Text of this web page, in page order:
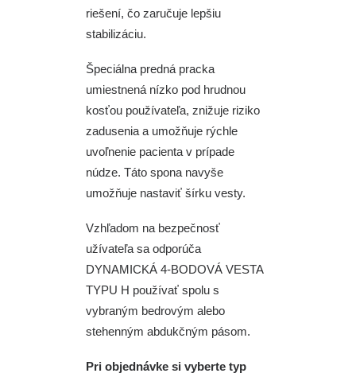
riešení, čo zaručuje lepšiu
stabilizáciu.
Špeciálna predná pracka
umiestnená nízko pod hrudnou
kosťou používateľa, znižuje riziko
zadusenia a umožňuje rýchle
uvoľnenie pacienta v prípade
núdze. Táto spona navyše
umožňuje nastaviť šírku vesty.
Vzhľadom na bezpečnosť
užívateľa sa odporúča
DYNAMICKÁ 4-BODOVÁ VESTA
TYPU H používať spolu s
vybraným bedrovým alebo
stehenným abdukčným pásom.
Pri objednávke si vyberte typ